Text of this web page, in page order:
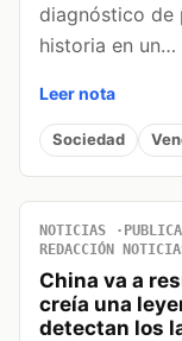
diagnóstico de
historia en un…
Leer nota
Sociedad
NOTICIAS
REDACCIÓN
China va a
creía una
detectan los